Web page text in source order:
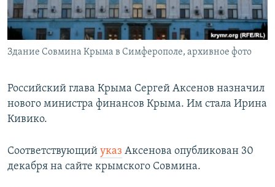
ПОБЕДИТЕЛЕЙ НЕ СУДЯТ?
КРЫМ.НЕПОКОРЕННЫЙ
ELIFBE
ПРИСОЕДИНЯЙТЕСЬ!
Все сайты RFE/RL
Здание Совмина Крыма в Симферополе, архивное фото
Российский глава Крыма Сергей Аксенов назначил
нового министра финансов Крыма. Им стала Ирина
Кивико.
Соответствующий указ Аксенова опубликован 30
декабря на сайте крымского Совмина.